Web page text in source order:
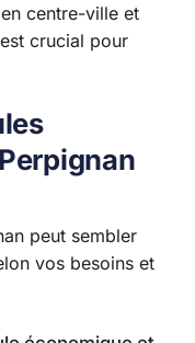
centre-ville et
crucial pour
peut sembler
vos besoins et